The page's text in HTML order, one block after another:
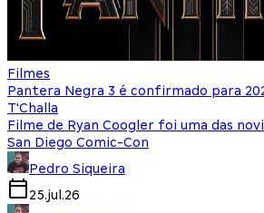
Filmes
Pantera Negra 3 é confirmado para
T'Challa
Filme de Ryan Coogler foi uma das
San Diego Comic-Con
Pedro Siqueira
25.jul.26